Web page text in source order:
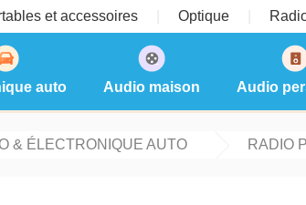
et accessoires Optique
auto Audio maison Audio
& ÉLECTRONIQUE AUTO RADIO